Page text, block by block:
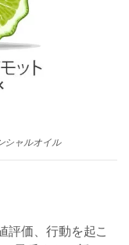
シャルオイル
評価、行動を起こ